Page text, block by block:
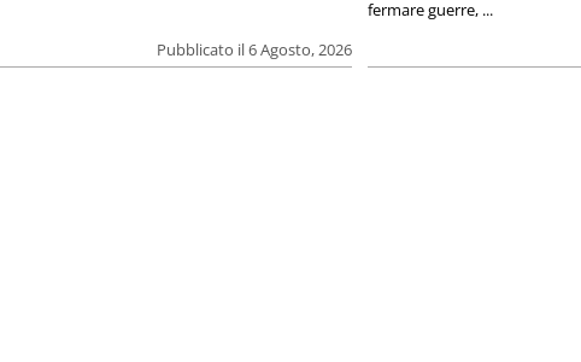
Pubblicato il 6 Agosto, 2026
fermare guerre, ...